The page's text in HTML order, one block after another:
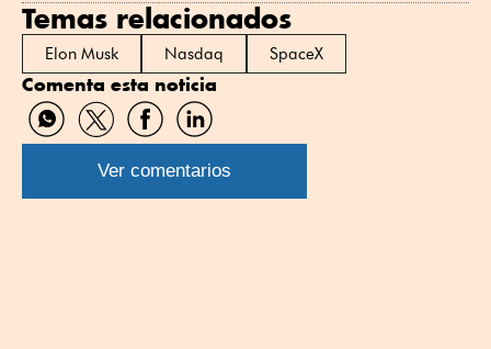
Temas relacionados
Elon Musk Nasdaq SpaceX
Comenta esta noticia
Compartir
por
WhatsApp
Compartir
por
Twitter
Compartir
por
Facebook
Compartir
por
Linkedin
Ver comentarios